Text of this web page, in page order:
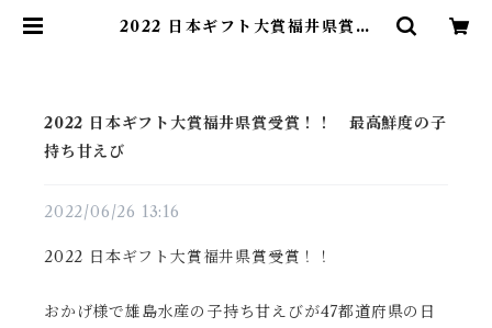
2022 日本ギフト大賞福井県賞受
2022 日本ギフト大賞福井県賞受賞！！ 最高鮮度の子
持ち甘えび
2022/06/26 13:16
2022 日本ギフト大賞福井県賞受賞！！
おかげ様で雄島水産の子持ち甘えびが47都道府県の日